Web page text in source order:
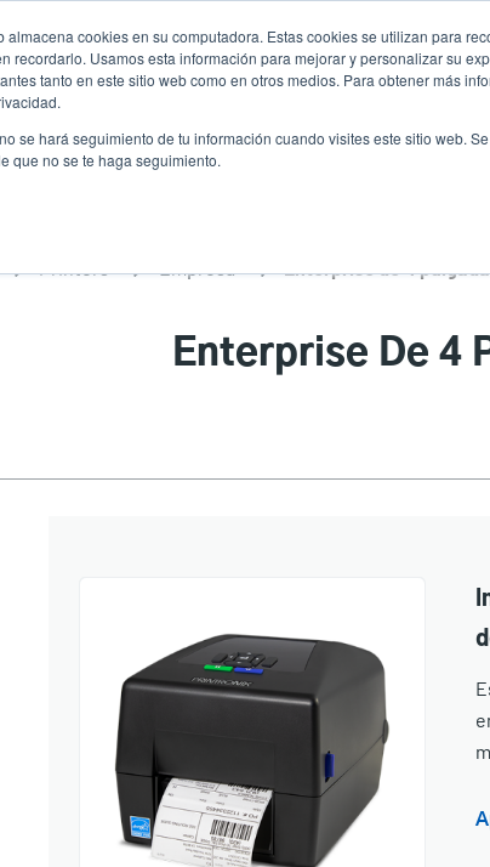
almacena cookies en su computadora. Estas cookies se utilizan para
recordarlo. Usamos esta información para mejorar y personalizar su
tanto en este sitio web como en otros medios. Para obtener más
se hará seguimiento de tu información cuando visites este sitio web.
que no se te haga seguimiento.
Printers Empresa Enterprise de 4
Enterprise De 4